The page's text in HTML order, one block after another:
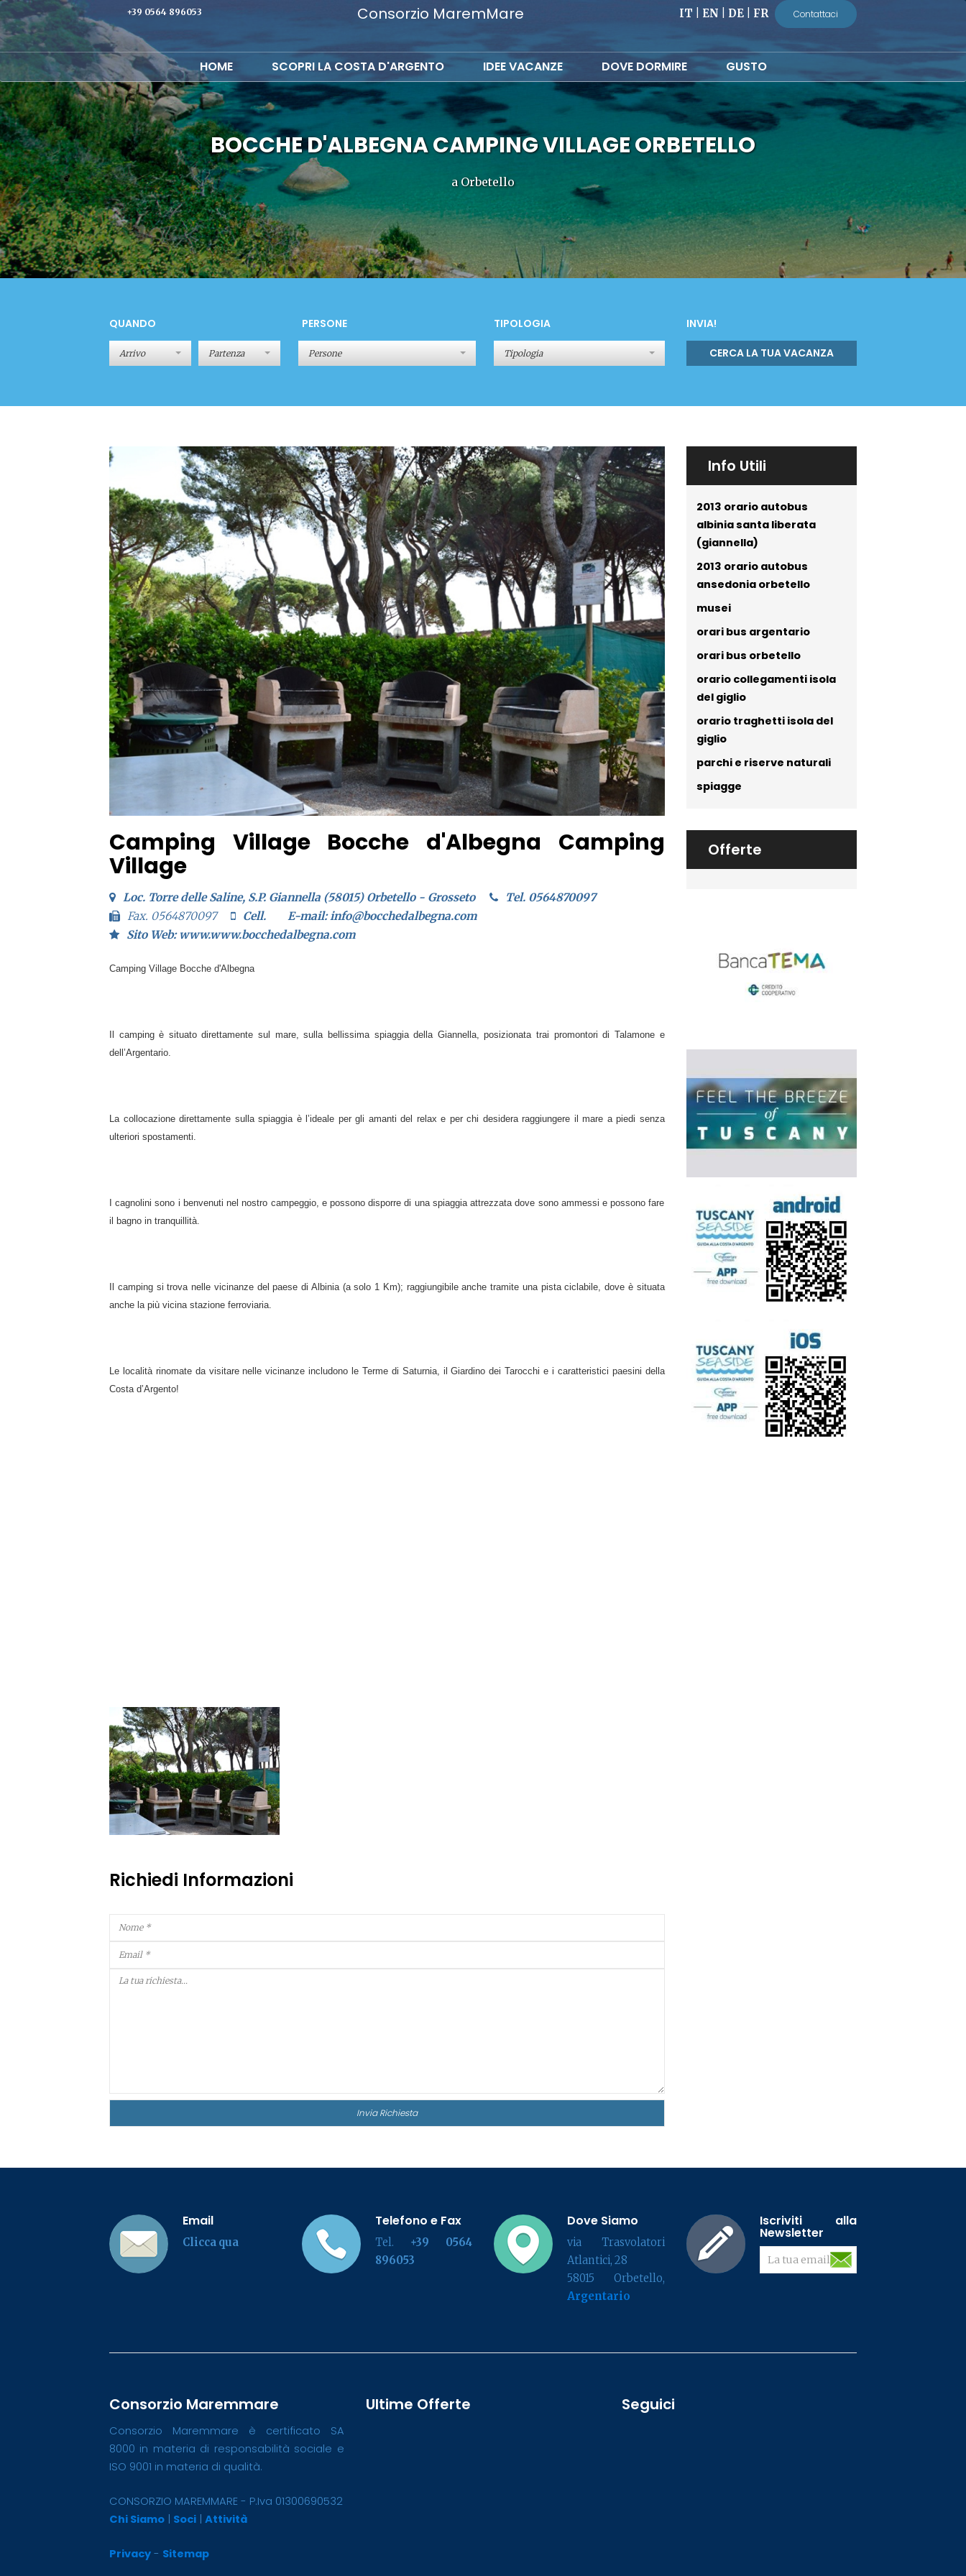
+39 0564 896053 IT EN DE FR Contattaci
Consorzio MaremMare
HOME SCOPRI LA COSTA D'ARGENTO IDEE VACANZE DOVE DORMIRE GUSTO
BOCCHE D'ALBEGNA CAMPING VILLAGE ORBETELLO
a Orbetello
QUANDO PERSONE
Persone
TIPOLOGIA
Tipologia
INVIA!
CERCA LA TUA VACANZA
Camping Village Bocche d'Albegna Camping
Village
Loc. Torre delle Saline, S.P. Giannella (58015) Orbetello - Grosseto
Tel. 0564870097
Fax. 0564870097
Cell.
E-mail: info@bocchedalbegna.com
Sito Web: www.www.bocchedalbegna.com
Camping Village Bocche d'Albegna
Il camping è situato direttamente sul mare, sulla bellissima spiaggia della Giannella, posizionata trai promontori di Talamone e
dell’Argentario.
La collocazione direttamente sulla spiaggia è l’ideale per gli amanti del relax e per chi desidera raggiungere il mare a piedi senza
ulteriori spostamenti.
I cagnolini sono i benvenuti nel nostro campeggio, e possono disporre di una spiaggia attrezzata dove sono ammessi e possono fare
il bagno in tranquillità.
Il camping si trova nelle vicinanze del paese di Albinia (a solo 1 Km); raggiungibile anche tramite una pista ciclabile, dove è situata
anche la più vicina stazione ferroviaria.
Le località rinomate da visitare nelle vicinanze includono le Terme di Saturnia, il Giardino dei Tarocchi e i caratteristici paesini della
Costa d’Argento!
Richiedi Informazioni
Info Utili
2013 orario autobus
albinia santa liberata
(giannella)
2013 orario autobus
ansedonia orbetello
musei
orari bus argentario
orari bus orbetello
orario collegamenti isola
del giglio
orario traghetti isola del
giglio
parchi e riserve naturali
spiagge
Offerte
Email
Clicca qua
Telefono e Fax
Tel. +39 0564
896053
Dove Siamo
via Trasvolatori
Atlantici, 28
58015 Orbetello,
Argentario
Iscriviti alla
Newsletter
Consorzio Maremmare
Consorzio Maremmare è certificato SA
8000 in materia di responsabilità sociale e
ISO 9001 in materia di qualità.
CONSORZIO MAREMMARE - P.Iva 01300690532
Chi Siamo | Soci | Attività
Privacy - Sitemap
Ultime Offerte Seguici